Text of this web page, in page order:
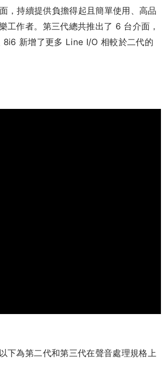
持續提供負擔得起且簡單使用、高品
工作者。第三代總共推出了 6 台介面，
新增了更多 Line I/O 相較於二代的
下為第二代和第三代在聲音處理規格上